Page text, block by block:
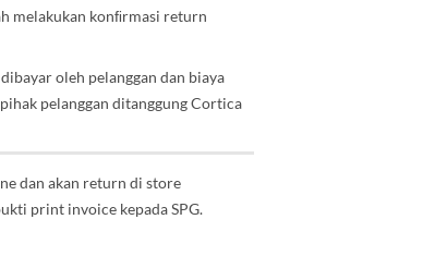
melakukan konﬁrmasi return
oleh pelanggan dan biaya
pelanggan ditanggung Cortica
dan akan return di store
print invoice kepada SPG.